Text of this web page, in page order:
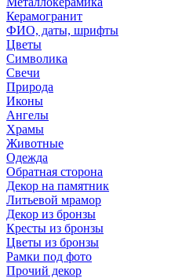
Керамогранит
ФИО, даты, шрифты
Цветы
Символика
Свечи
Природа
Иконы
Ангелы
Храмы
Животные
Одежда
Обратная сторона
Декор на памятник
Литьевой мрамор
Декор из бронзы
Кресты из бронзы
Цветы из бронзы
Рамки под фото
Прочий декор